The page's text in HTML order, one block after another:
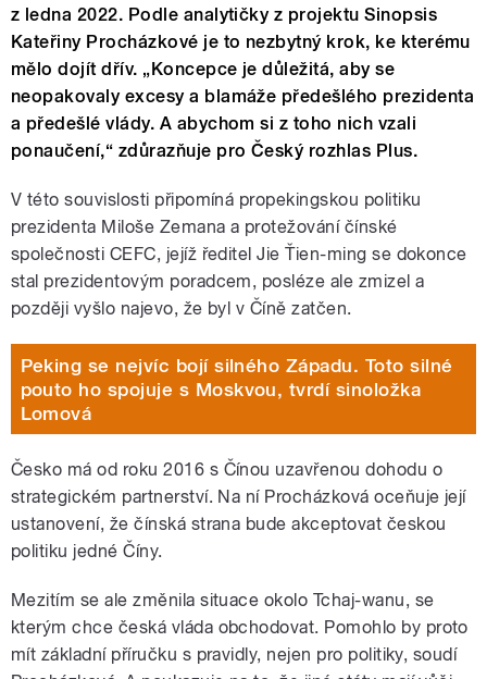
z ledna 2022. Podle analytičky z projektu Sinopsis
Kateřiny Procházkové je to nezbytný krok, ke kterému
mělo dojít dřív. „Koncepce je důležitá, aby se
neopakovaly excesy a blamáže předešlého prezidenta
a předešlé vlády. A abychom si z toho nich vzali
ponaučení,“ zdůrazňuje pro Český rozhlas Plus.
V této souvislosti připomíná propekingskou politiku
prezidenta Miloše Zemana a protežování čínské
společnosti CEFC, jejíž ředitel Jie Ťien-ming se dokonce
stal prezidentovým poradcem, posléze ale zmizel a
později vyšlo najevo, že byl v Číně zatčen.
Peking se nejvíc bojí silného Západu. Toto silné
pouto ho spojuje s Moskvou, tvrdí sinoložka
Lomová
Česko má od roku 2016 s Čínou uzavřenou dohodu o
strategickém partnerství. Na ní Procházková oceňuje její
ustanovení, že čínská strana bude akceptovat českou
politiku jedné Číny.
Mezitím se ale změnila situace okolo Tchaj-wanu, se
kterým chce česká vláda obchodovat. Pomohlo by proto
mít základní příručku s pravidly, nejen pro politiky, soudí